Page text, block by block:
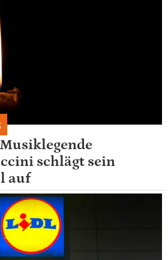
schlägt sein
auf